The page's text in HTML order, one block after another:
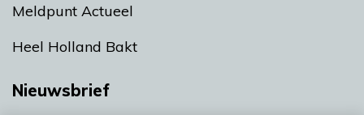
Meldpunt Actueel
Heel Holland Bakt
Nieuwsbrief